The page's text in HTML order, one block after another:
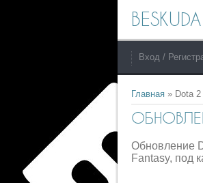
BESKUDA
Вход /
Главная » Dota 2
Обновление
Fantasy, под